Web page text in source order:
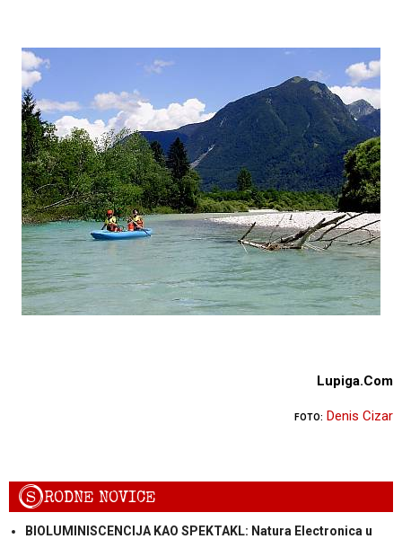
Lupiga.Com
FOTO: Denis Cizar
SRODNE NOVICE
BIOLUMINISCENCIJA KAO SPEKTAKL: Natura Electronica u